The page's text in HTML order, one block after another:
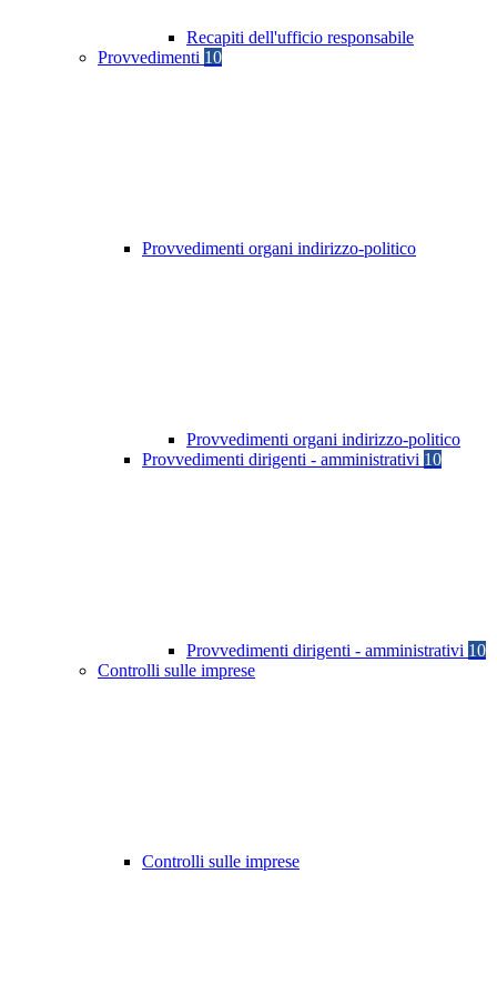
Recapiti dell'ufficio responsabile
Provvedimenti 10
Provvedimenti organi indirizzo-politico
Provvedimenti organi indirizzo-politico
Provvedimenti dirigenti - amministrativi 10
Provvedimenti dirigenti - amministrativi 10
Controlli sulle imprese
Controlli sulle imprese